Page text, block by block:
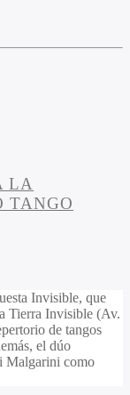
LA
TANGO
Invisible, que
Tierra Invisible (Av.
de tangos
el dúo
Malgarini como